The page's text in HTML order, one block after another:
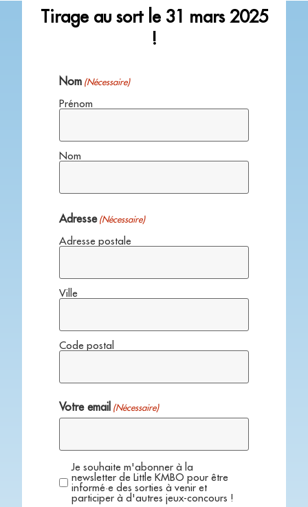
Tirage au sort le 31 mars 2025
!
Nom (Nécessaire)
Prénom
Nom
Adresse (Nécessaire)
Adresse postale
Ville
Code postal
Votre email (Nécessaire)
Réglement
Je souhaite m'abonner à la
newsletter de Little KMBO pour être
informé·e des sorties à venir et
participer à d'autres jeux-concours !